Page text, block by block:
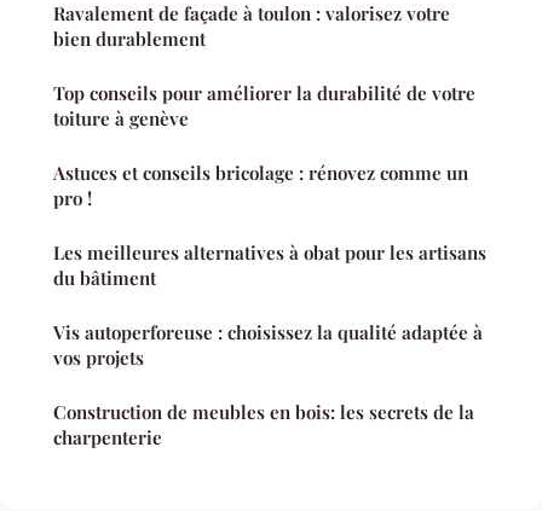
Ravalement de façade à toulon : valorisez votre
bien durablement
Top conseils pour améliorer la durabilité de votre
toiture à genève
Astuces et conseils bricolage : rénovez comme un
pro !
Les meilleures alternatives à obat pour les artisans
du bâtiment
Vis autoperforeuse : choisissez la qualité adaptée à
vos projets
Construction de meubles en bois: les secrets de la
charpenterie